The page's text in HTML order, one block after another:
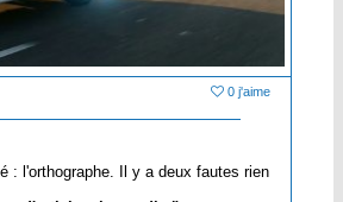
0 j'aime
: l'orthographe. Il y a deux fautes rien